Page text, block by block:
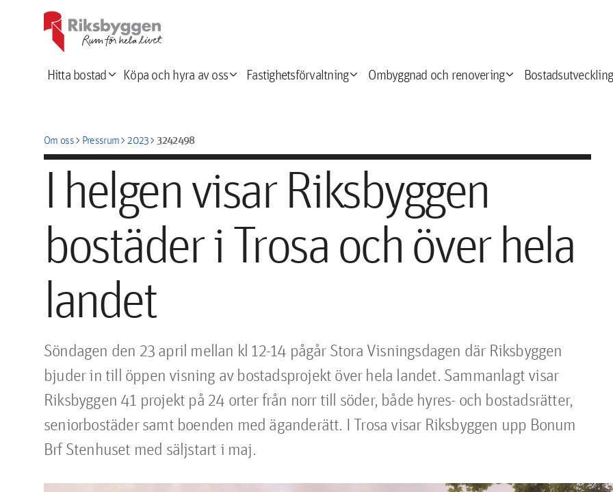
Hitta bostadexpand_more Köpa och hyra av ossexpand_more Fastighetsförvaltningexpand_more Ombyggnad och renoveringexpand_more Bostadsutveckling
Om osschevron_rightPressrumchevron_right2023chevron_right3242498
I helgen visar Riksbyggen
bostäder i Trosa och över hela
landet
Söndagen den 23 april mellan kl 12-14 pågår Stora Visningsdagen där Riksbyggen
bjuder in till öppen visning av bostadsprojekt över hela landet. Sammanlagt visar
Riksbyggen 41 projekt på 24 orter från norr till söder, både hyres- och bostadsrätter,
seniorbostäder samt boenden med äganderätt. I Trosa visar Riksbyggen upp Bonum
Brf Stenhuset med säljstart i maj.